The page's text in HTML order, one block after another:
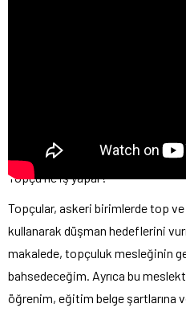
Topçu ne iş yapar?
Topçular, askeri birimlerde top
kullanarak düşman hedeflerini
makalede, topçuluk mesleğinin
bahsedeceğim. Ayrıca bu
öğrenim, eğitim belge şartlarına